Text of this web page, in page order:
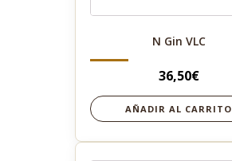
N Gin VLC
36,50€
AÑADIR AL CARRITO